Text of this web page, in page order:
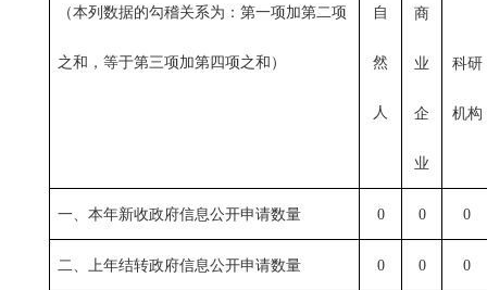
（本列数据的勾稽关系为：第一项加第二项
之和，等于第三项加第四项之和）
自
然
人
商
业
企
业
科研
机构
一、本年新收政府信息公开申请数量 0 0 0
二、上年结转政府信息公开申请数量 0 0 0